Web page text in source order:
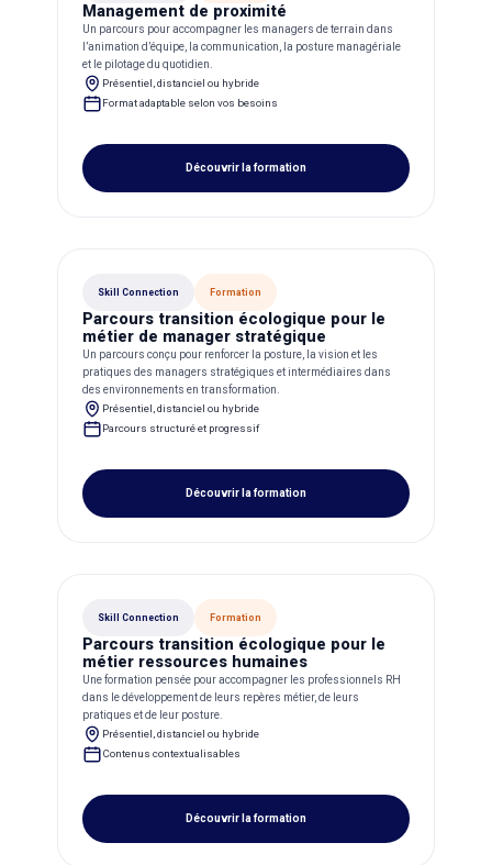
Management de proximité
Un parcours pour accompagner les managers de terrain dans
l’animation d’équipe, la communication, la posture managériale
et le pilotage du quotidien.
Présentiel, distanciel ou hybride
Format adaptable selon vos besoins
Découvrir la formation
Skill Connection Formation
Parcours transition écologique pour le
métier de manager stratégique
Un parcours conçu pour renforcer la posture, la vision et les
pratiques des managers stratégiques et intermédiaires dans
des environnements en transformation.
Présentiel, distanciel ou hybride
Parcours structuré et progressif
Découvrir la formation
Skill Connection Formation
Parcours transition écologique pour le
métier ressources humaines
Une formation pensée pour accompagner les professionnels RH
dans le développement de leurs repères métier, de leurs
pratiques et de leur posture.
Présentiel, distanciel ou hybride
Contenus contextualisables
Découvrir la formation